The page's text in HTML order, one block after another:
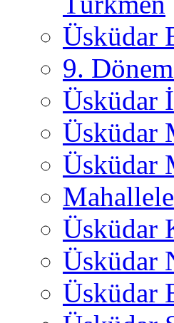
Üsküdar
9.
Üsküdar
Üsküdar
Üsküdar
Üsküdar
Üsküdar
Üsküdar